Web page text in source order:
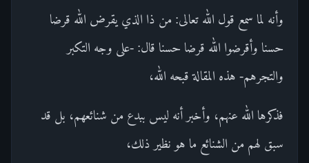
وأنه لما سمع قول الله تعالى: من ذا الذي يقرض الله قرضا
حسنا وأقرضوا الله قرضا حسنا قال: -على وجه التكبر
والتجرهم- هذه المقالة قبحه الله،
فذكرها الله عنهم، وأخبر أنه ليس ببدع من شنائعهم، بل قد
سبق لهم من الشنائع ما هو نظير ذلك،